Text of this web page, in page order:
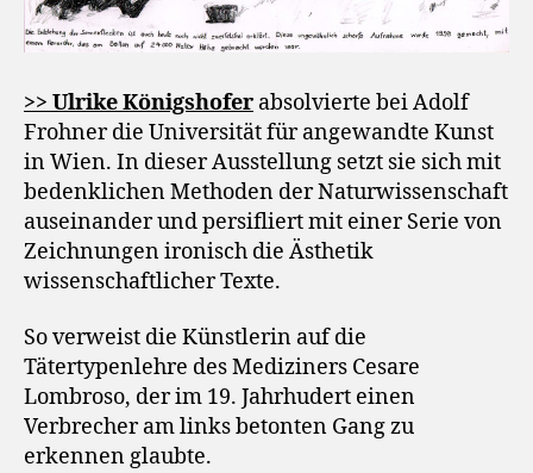
>> Ulrike Königshofer absolvierte bei Adolf
Frohner die Universität für angewandte Kunst
in Wien. In dieser Ausstellung setzt sie sich mit
bedenklichen Methoden der Naturwissenschaft
auseinander und persifliert mit einer Serie von
Zeichnungen ironisch die Ästhetik
wissenschaftlicher Texte.
So verweist die Künstlerin auf die
Tätertypenlehre des Mediziners Cesare
Lombroso, der im 19. Jahrhudert einen
Verbrecher am links betonten Gang zu
erkennen glaubte.